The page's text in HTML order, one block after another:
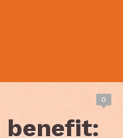
0
benefit: